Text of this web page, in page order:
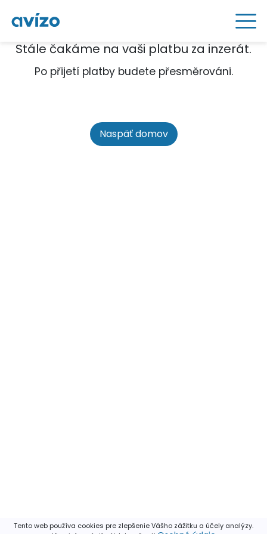
Tento web používa cookies pre zlepšenie Vášho zážitku a účely analýzy.
Stále čakáme na vaši platbu za inzerát.
Po přijetí platby budete přesměrováni.
Naspäť domov